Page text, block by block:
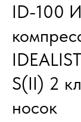
ID-100
S(II) 2
носок